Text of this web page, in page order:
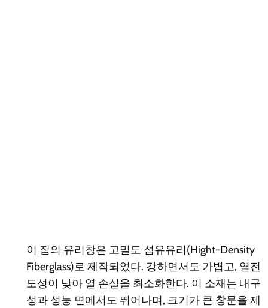
이 집의 유리창은 고밀도 섬유유리(Hight-Density
Fiberglass)로 제작되었다. 강하면서도 가볍고, 열전
도성이 낮아 열 손실을 최소화한다. 이 소재는 내구
성과 성능 면에서도 뛰어나며, 크기가 큰 창문을 제